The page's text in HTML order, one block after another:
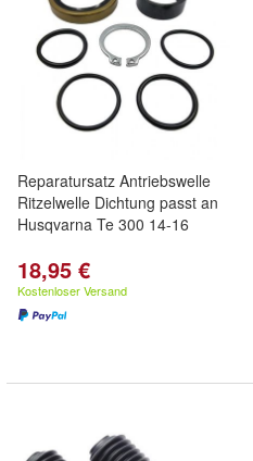
Reparatursatz Antriebswelle
Ritzelwelle Dichtung passt an
Husqvarna Te 300 14-16
18,95 €
Kostenloser Versand